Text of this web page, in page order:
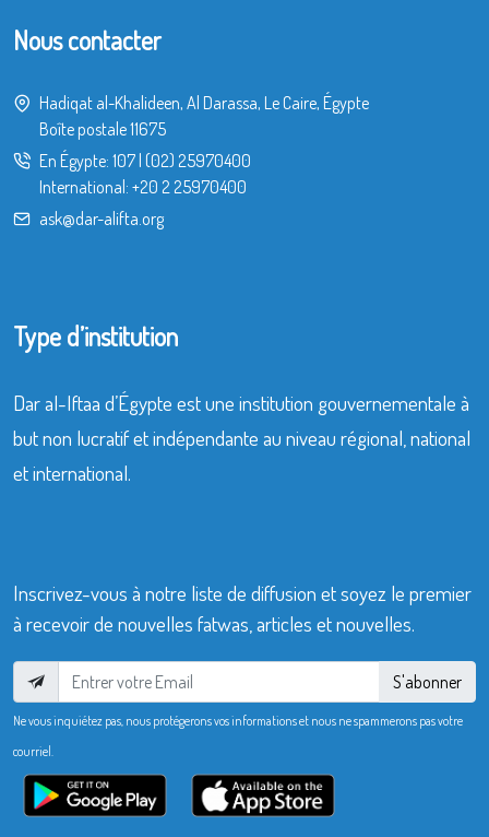
Nous contacter
Hadiqat al-Khalideen, Al Darassa, Le Caire, Égypte
Boîte postale 11675
En Égypte: 107 (02) 25970400
International: +20 2 25970400
ask@dar-alifta.org
Type d’institution
Dar al-Iftaa d’Égypte est une institution gouvernementale à
but non lucratif et indépendante au niveau régional, national
et international.
Inscrivez-vous à notre liste de diffusion et soyez le premier
à recevoir de nouvelles fatwas, articles et nouvelles.
S'abonner
Ne vous inquiétez pas, nous protégerons vos informations et nous ne spammerons pas votre
courriel.